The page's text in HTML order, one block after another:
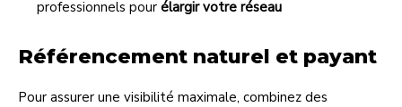
professionnels pour élargir votre réseau
Référencement naturel et payant
Pour assurer une visibilité maximale, combinez des